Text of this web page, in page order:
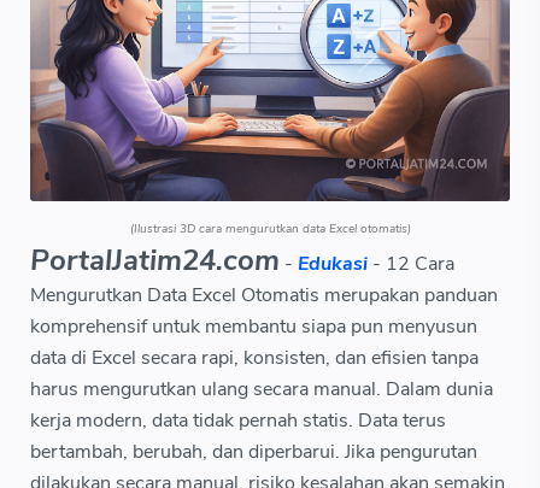
(Ilustrasi 3D cara mengurutkan data Excel otomatis)
PortalJatim24.com - Edukasi - 12 Cara
Mengurutkan Data Excel Otomatis merupakan panduan
komprehensif untuk membantu siapa pun menyusun
data di Excel secara rapi, konsisten, dan efisien tanpa
harus mengurutkan ulang secara manual. Dalam dunia
kerja modern, data tidak pernah statis. Data terus
bertambah, berubah, dan diperbarui. Jika pengurutan